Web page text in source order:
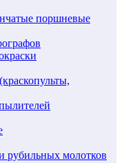
поршневые
рубильных молотков